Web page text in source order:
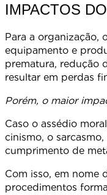
IMPACTOS
Para a organização,
equipamento e
prematura, redução
resultar em perdas
Porém, o maior
Caso o assédio
cinismo, o
cumprimento de
Com isso, em nome
procedimentos